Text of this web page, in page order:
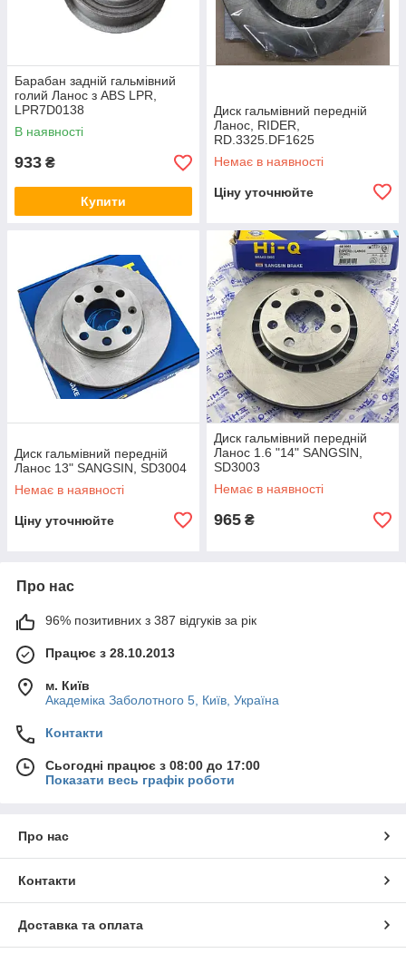
Барабан задній гальмівний
голий Ланос з ABS LPR,
LPR7D0138
В наявності
933 ₴
Купити
Диск гальмівний передній
Ланос, RIDER,
RD.3325.DF1625
Немає в наявності
Ціну уточнюйте
Диск гальмівний передній
Ланос 13" SANGSIN, SD3004
Немає в наявності
Ціну уточнюйте
Диск гальмівний передній
Ланос 1.6 "14" SANGSIN,
SD3003
Немає в наявності
965 ₴
Про нас
96% позитивних з 387 відгуків за рік
Працює з 28.10.2013
м. Київ
Академіка Заболотного 5, Київ, Україна
Контакти
Сьогодні працює з 08:00 до 17:00
Показати весь графік роботи
Про нас
Контакти
Доставка та оплата